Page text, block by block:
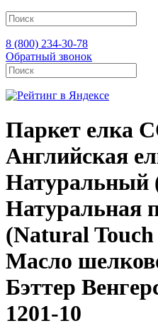
8 (800) 234-30-78
Обратный звонок
Паркет елка
Английская
Натуральный
Натуральная
(Natural
Масло
Бэттер
1201-10